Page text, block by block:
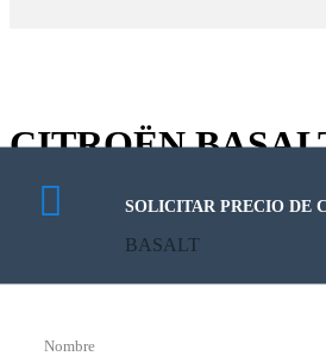
CITROËN
Diseño vanguardista, detalles únicos y la
experiencia que eleva cada trayecto a un
SOLICITAR PRECIO DE
BASALT
Nombre